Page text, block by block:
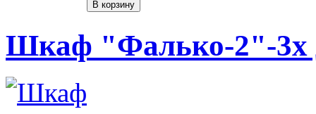
Шкаф "Фалько-2"-3х